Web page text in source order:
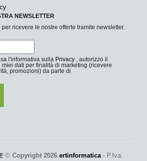
NEWSLETTER
ricevere le nostre offerte tramite newsletter.
l'informativa sulla Privacy , autorizzo il
miei dati per finalità di marketing (ricevere
promozioni) da parte di
© Copyright 2026 ertinformatica- P.Iva: